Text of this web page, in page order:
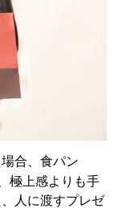
合、食パン
極上感よりも手
人に渡すプレゼ